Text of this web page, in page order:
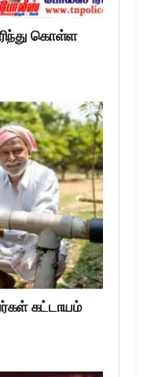
கொள்ள
கட்டாயம்